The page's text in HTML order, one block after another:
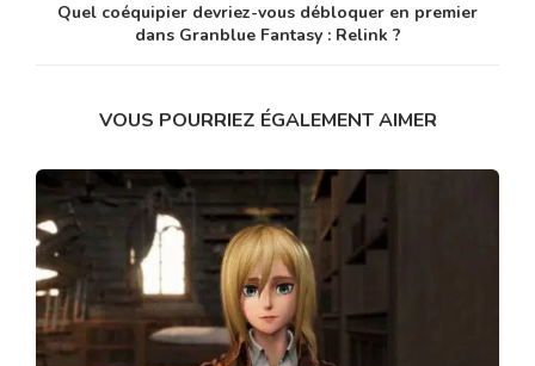
Quel coéquipier devriez-vous débloquer en premier
dans Granblue Fantasy : Relink ?
VOUS POURRIEZ ÉGALEMENT AIMER